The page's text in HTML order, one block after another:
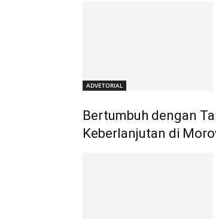
ADVETORIAL
Bertumbuh dengan
Keberlanjutan di